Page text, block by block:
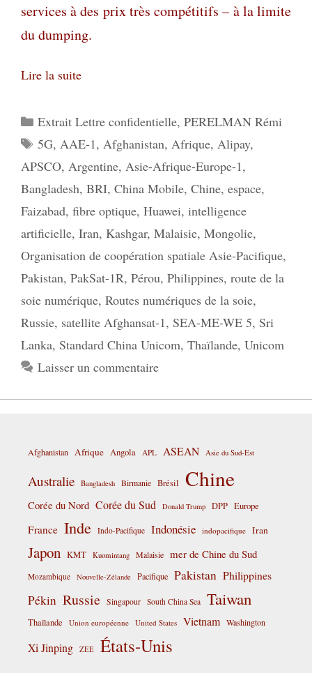
services à des prix très compétitifs – à la limite
du dumping.
Lire la suite
Catégories
Extrait Lettre confidentielle, PERELMAN Rémi
Étiquettes
5G, AAE-1, Afghanistan, Afrique, Alipay,
APSCO, Argentine, Asie-Afrique-Europe-1,
Bangladesh, BRI, China Mobile, Chine, espace,
Faizabad, fibre optique, Huawei, intelligence
artificielle, Iran, Kashgar, Malaisie, Mongolie,
Organisation de coopération spatiale Asie-Pacifique,
Pakistan, PakSat-1R, Pérou, Philippines, route de la
soie numérique, Routes numériques de la soie,
Russie, satellite Afghansat-1, SEA-ME-WE 5, Sri
Lanka, Standard China Unicom, Thaïlande, Unicom
Laisser un commentaire
Afghanistan Afrique Angola APL ASEAN Asie du Sud-Est
Australie Bangladesh Birmanie Brésil Chine
Corée du Nord Corée du Sud Donald Trump DPP Europe
France Inde Indo-Pacifique Indonésie indopacifique Iran
Japon KMT Kuomintang Malaisie mer de Chine du Sud
Mozambique Nouvelle-Zélande Pacifique Pakistan Philippines
Pékin Russie Singapour South China Sea Taiwan
Thaïlande Union européenne United States Vietnam Washington
Xi Jinping ZEE États-Unis